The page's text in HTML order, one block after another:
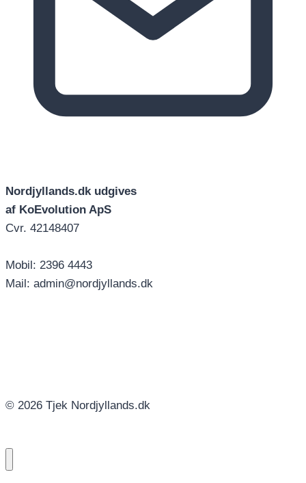
Nordjyllands.dk udgives
af KoEvolution ApS
Cvr. 42148407
Mobil: 2396 4443
Mail: admin@nordjyllands.dk
© 2026 Tjek Nordjyllands.dk